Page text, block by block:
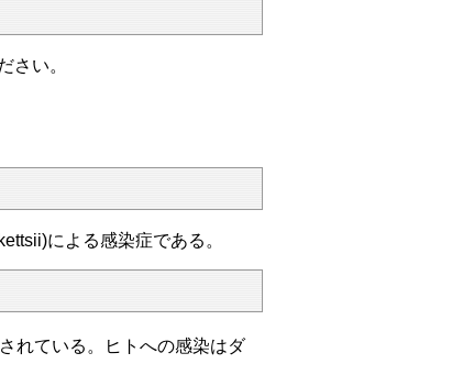
さい。
による感染症である。
れている。ヒトへの感染はダ